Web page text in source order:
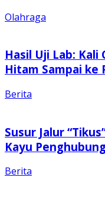
Olahraga
Hasil Uji Lab:
Hitam Sampai ke
Berita
Susur Jalur
Kayu
Berita